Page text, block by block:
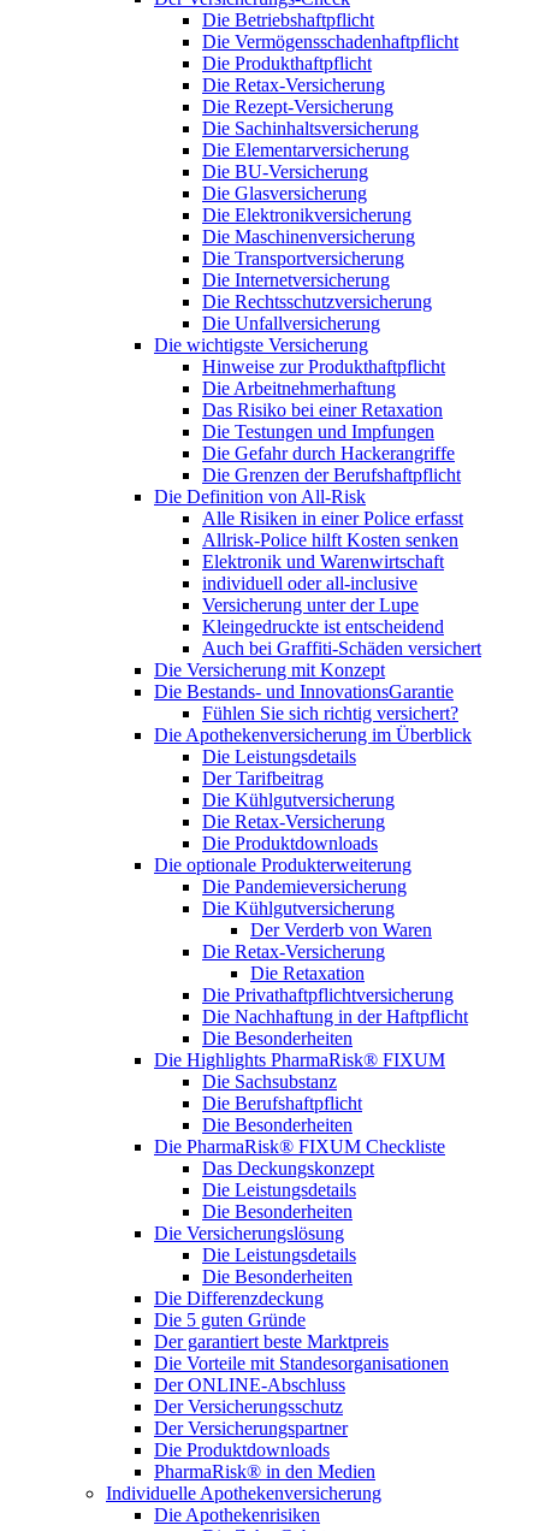
Die Betriebshaftpflicht
Die Vermögensschadenhaftpflicht
Die Produkthaftpflicht
Die Retax-Versicherung
Die Rezept-Versicherung
Die Sachinhaltsversicherung
Die Elementarversicherung
Die BU-Versicherung
Die Glasversicherung
Die Elektronikversicherung
Die Maschinenversicherung
Die Transportversicherung
Die Internetversicherung
Die Rechtsschutzversicherung
Die Unfallversicherung
Die wichtigste Versicherung
Hinweise zur Produkthaftpflicht
Die Arbeitnehmerhaftung
Das Risiko bei einer Retaxation
Die Testungen und Impfungen
Die Gefahr durch Hackerangriffe
Die Grenzen der Berufshaftpflicht
Die Definition von All-Risk
Alle Risiken in einer Police erfasst
Allrisk-Police hilft Kosten senken
Elektronik und Warenwirtschaft
individuell oder all-inclusive
Versicherung unter der Lupe
Kleingedruckte ist entscheidend
Auch bei Graffiti-Schäden versichert
Die Versicherung mit Konzept
Die Bestands- und InnovationsGarantie
Fühlen Sie sich richtig versichert?
Die Apothekenversicherung im Überblick
Die Leistungsdetails
Der Tarifbeitrag
Die Kühlgutversicherung
Die Retax-Versicherung
Die Produktdownloads
Die optionale Produkterweiterung
Die Pandemieversicherung
Die Kühlgutversicherung
Der Verderb von Waren
Die Retax-Versicherung
Die Retaxation
Die Privathaftpflichtversicherung
Die Nachhaftung in der Haftpflicht
Die Besonderheiten
Die Highlights PharmaRisk® FIXUM
Die Sachsubstanz
Die Berufshaftpflicht
Die Besonderheiten
Die PharmaRisk® FIXUM Checkliste
Das Deckungskonzept
Die Leistungsdetails
Die Besonderheiten
Die Versicherungslösung
Die Leistungsdetails
Die Besonderheiten
Die Differenzdeckung
Die 5 guten Gründe
Der garantiert beste Marktpreis
Die Vorteile mit Standesorganisationen
Der ONLINE-Abschluss
Der Versicherungsschutz
Der Versicherungspartner
Die Produktdownloads
PharmaRisk® in den Medien
Individuelle Apothekenversicherung
Die Apothekenrisiken